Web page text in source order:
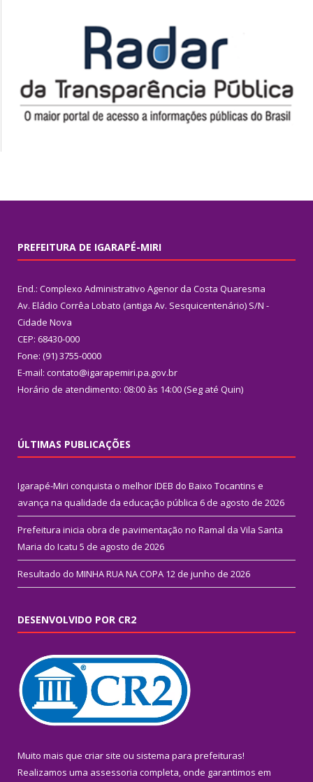
PREFEITURA DE IGARAPÉ-MIRI
End.: Complexo Administrativo Agenor da Costa Quaresma
Av. Eládio Corrêa Lobato (antiga Av. Sesquicentenário) S/N -
Cidade Nova
CEP: 68430-000
Fone: (91) 3755-0000
E-mail: contato@igarapemiri.pa.gov.br
Horário de atendimento: 08:00 às 14:00 (Seg até Quin)
ÚLTIMAS PUBLICAÇÕES
Igarapé-Miri conquista o melhor IDEB do Baixo Tocantins e
avança na qualidade da educação pública 6 de agosto de 2026
Prefeitura inicia obra de pavimentação no Ramal da Vila Santa
Maria do Icatu 5 de agosto de 2026
Resultado do MINHA RUA NA COPA 12 de junho de 2026
DESENVOLVIDO POR CR2
Muito mais que criar site ou sistema para prefeituras!
Realizamos uma assessoria completa, onde garantimos em